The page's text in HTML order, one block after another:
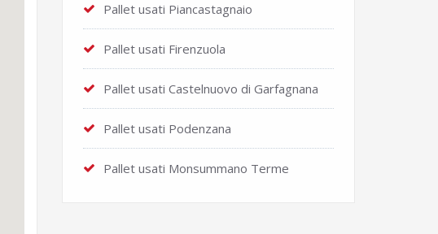
Pallet usati Piancastagnaio
Pallet usati Firenzuola
Pallet usati Castelnuovo di Garfagnana
Pallet usati Podenzana
Pallet usati Monsummano Terme